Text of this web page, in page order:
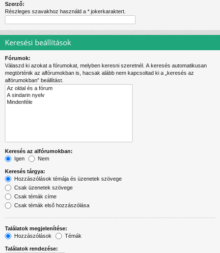
Szerző:
Részleges szavakhoz használd a * jokerkaraktert.
Keresési beállítások
Fórumok:
Válaszd ki azokat a fórumokat, melyben keresni szeretnél. A keresés automatikusan
megtörténik az alfórumokban is, hacsak alább nem kapcsoltad ki a „keresés az
alfórumokban” beállítást.
Keresés az alfórumokban:
Igen
Nem
Keresés tárgya:
Hozzászólások témája és üzenetek szövege
Csak üzenetek szövege
Csak témák címe
Csak témák első hozzászólása
Találatok megjelenítése:
Hozzászólások
Témák
Találatok rendezése: